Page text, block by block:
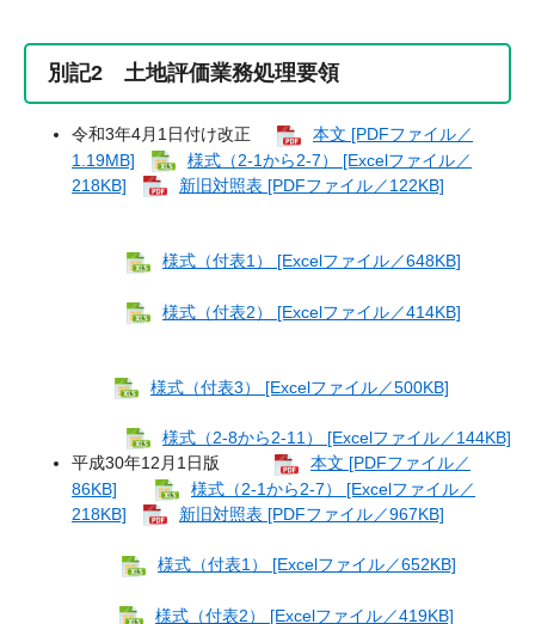
別記2 土地評価業務処理要領
令和3年4月1日付け改正
本文 [PDFファイル／
1.19MB]
様式（2-1から2-7） [Excelファイル／
218KB]
新旧対照表 [PDFファイル／122KB]
様式（付表1） [Excelファイル／648KB]
様式（付表2） [Excelファイル／414KB]
様式（付表3） [Excelファイル／500KB]
​様式（2-8から2-11） [Excelファイル／144KB]
平成30年12月1日版
本文 [PDFファイル／
86KB]
様式（2-1から2-7） [Excelファイル／
218KB]
新旧対照表 [PDFファイル／967KB]
様式（付表1） [Excelファイル／652KB]
様式（付表2） [Excelファイル／419KB]